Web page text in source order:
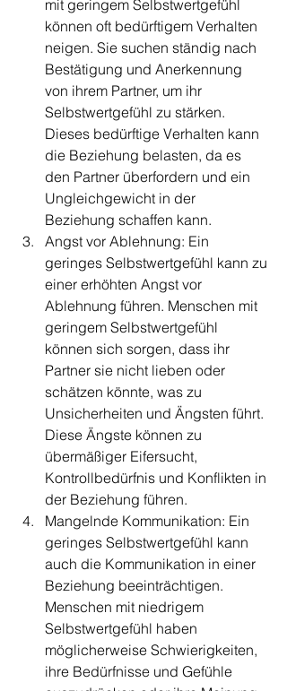
mit geringem Selbstwertgefühl
können oft bedürftigem Verhalten
neigen. Sie suchen ständig nach
Bestätigung und Anerkennung
von ihrem Partner, um ihr
Selbstwertgefühl zu stärken.
Dieses bedürftige Verhalten kann
die Beziehung belasten, da es
den Partner überfordern und ein
Ungleichgewicht in der
Beziehung schaffen kann.
Angst vor Ablehnung: Ein
geringes Selbstwertgefühl kann zu
einer erhöhten Angst vor
Ablehnung führen. Menschen mit
geringem Selbstwertgefühl
können sich sorgen, dass ihr
Partner sie nicht lieben oder
schätzen könnte, was zu
Unsicherheiten und Ängsten führt.
Diese Ängste können zu
übermäßiger Eifersucht,
Kontrollbedürfnis und Konflikten in
der Beziehung führen.
Mangelnde Kommunikation: Ein
geringes Selbstwertgefühl kann
auch die Kommunikation in einer
Beziehung beeinträchtigen.
Menschen mit niedrigem
Selbstwertgefühl haben
möglicherweise Schwierigkeiten,
ihre Bedürfnisse und Gefühle